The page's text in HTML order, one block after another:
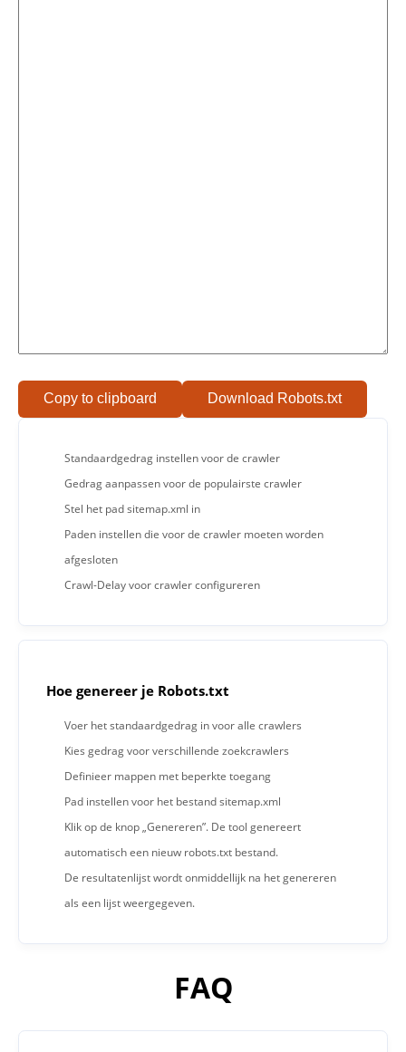
Copy to clipboard Download Robots.txt
Standaardgedrag instellen voor de crawler
Gedrag aanpassen voor de populairste crawler
Stel het pad sitemap.xml in
Paden instellen die voor de crawler moeten worden
afgesloten
Crawl-Delay voor crawler configureren
Hoe genereer je Robots.txt
Voer het standaardgedrag in voor alle crawlers
Kies gedrag voor verschillende zoekcrawlers
Definieer mappen met beperkte toegang
Pad instellen voor het bestand sitemap.xml
Klik op de knop „Genereren”. De tool genereert
automatisch een nieuw robots.txt bestand.
De resultatenlijst wordt onmiddellijk na het genereren
als een lijst weergegeven.
FAQ